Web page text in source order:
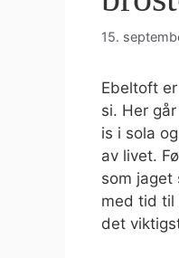
15.
Ebeltoft
si. Her
is i sola
av livet.
som jaget
med tid til
det